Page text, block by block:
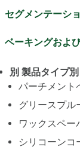
セグメンテーシ
ベーキングおよ
別 製品タイプ別
パーチメント
グリースプル
ワックスペー
シリコーンコ